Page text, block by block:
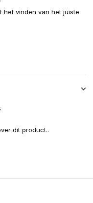
het vinden van het juiste
dit product..